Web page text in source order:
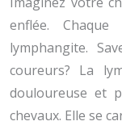
enflée.
lymphangite.
coureurs? La
douloureuse et
chevaux. Elle se